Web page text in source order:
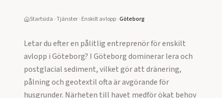
Startsida ›Tjänster›Enskilt avlopp›Göteborg
Letar du efter en pålitlig entreprenör förenskilt
avlopp iGöteborg? I Göteborg dominerar lera och
postglacial sediment, vilket gör att dränering,
pålning och geotextil ofta är avgörande för
husgrunder. Närheten till havet medför ökat behov